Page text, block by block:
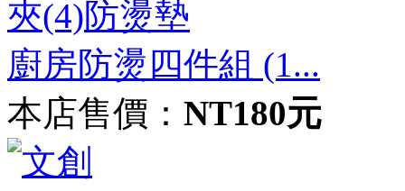
廚房防燙四件組 (1...
本店售價： NT180元